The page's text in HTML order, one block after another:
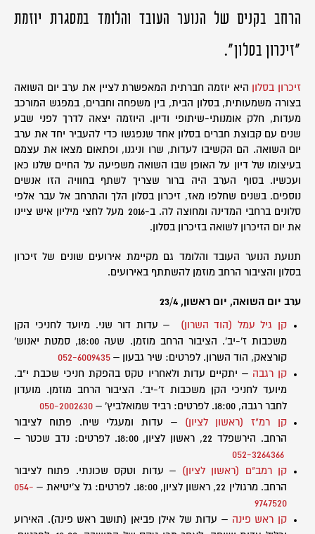
הרחב בקנים של הנוער העובד והלומד במסגרת יוזמת
"זיכרון בסלון".
זיכרון בסלון היא יוזמה חברתית המאפשרת לציין את ערב יום השואה
בצורה משמעותית, בסלון הבית, בין משפחה וחברים, במפגש המורכב
מעדות, חלק אומנותי-שיתופי ודיון. היוזמה יצאה לדרך לפני שבע
שנים עם קבוצת חברים בסלון אחד שנפגשו כדי להעביר יחד את ערב
יום השואה. הם הקשיבו לעדות, שרו וניגנו, ופתאום מצאו את עצמם
בעיצומו של דיון על האופן שבו השואה משפיעה על החיים שלנו כאן
ועכשיו. בסוף הערב היה ברור שצריך לשתף בחוויה הזו אנשים
נוספים. בשנים שחלפו מאז, זיכרון בסלון הלך והתרחב אל עבר אלפי
סלונים ברחבי המדינה ומחוצה לה. ב-2016 מעל לחצי מיליון איש ציינו
את יום הזיכרון לשואה בזיכרון בסלון.
תנועת הנוער העובד והלומד גם מקיימת אירועים שונים של זיכרון
בסלון והציבור הרחב מוזמן להשתתף באירועים.
ערב יום השואה, יום ראשון, 23/4
קן גיל עמל (הוד השרון)
– עדות דור שני. מיועד לחניכי הקן
משכבות ז'-יב'. הציבור הרחב מוזמן. שעה 18:00, סמטת יאנוש'
קורצאק, הוד השרון. לפרטים: שיר גבעון – 052-6009435
קן רגבה – יתקיים עדות ולאחריו טקס בהפקת חניכי שכבת י"ב.
מיועד לחניכי הקן משכבות ז'-יב'. הציבור הרחב מוזמן. מועדון
לחבר רגבה, 18:00. לפרטים: רביד שמואלביץ' –
050-2002630
קן רמ"ז (ראשון לציון)
– עדות ומעגלי שיח. פתוח לציבור
הרחב. הירשפלד 22, ראשון לציון, 18:00. לפרטים: נדב שכטר –
052-3264366
קן רמב"ם (ראשון לציון)
– עדות וטקס שכונתי. פתוח לציבור
הרחב. מרגולין 22, ראשון לציון, 18:00. לפרטים: גל צ'יטיאת –
054-
9747520
קן ראש פינה – עדות של אילן פביאן (תושב ראש פינה). האירוע